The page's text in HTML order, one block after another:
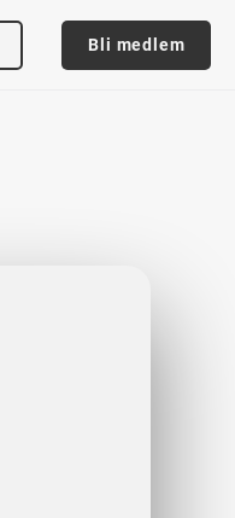
Bli medlem